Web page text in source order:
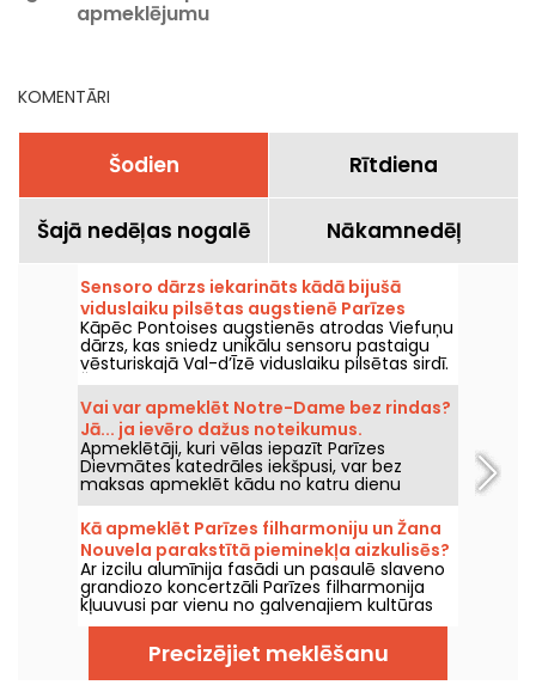
apmeklējumu
KOMENTĀRI
Šodien Rītdiena
Šajā nedēļas nogalē Nākamnedēļ
Sensoro dārzs iekarināts kādā bijušā
viduslaiku pilsētas augstienē Parīzes
reģionā
Kāpēc Pontoises augstienēs atrodas Viefuņu
dārzs, kas sniedz unikālu sensoru pastaigu
vēsturiskajā Val-d’Īzē viduslaiku pilsētas sirdī.
Šī lauku aleja ar elpu aizraujošu skatu uz
apkārtni, līdzi vecajiem mūriem.
Vai var apmeklēt Notre-Dame bez rindas?
Jā... ja ievēro dažus noteikumus.
Apmeklētāji, kuri vēlas iepazīt Parīzes
Dievmātes katedrāles iekšpusi, var bez
maksas apmeklēt kādu no katru dienu
svinētajiem dievkalpojumiem. Tā ir iespēja
ikvienam, ar nosacījumu, ka iegriežas
vispirms ar nolūku piedalīties dievkalpojumā
vai pilnībā ievērot tā gaitu. Tiek izskaidrots,
kas jums jāzina.
Kā apmeklēt Parīzes filharmoniju un Žana
Nouvela parakstītā pieminekļa aizkulisēs?
Ar izcilu alumīnija fasādi un pasaulē slaveno
grandiozo koncertzāli Parīzes filharmonija
kļuuvusi par vienu no galvenajiem kultūras
simboliem galvaspilsētā. Aiz drosmīgās
arhitektūras slēpjas iespaidīgi tehniskie
risinājumi, jumta terase ar skatu uz Parīzi un
kulises, ko varat iepazīt gida vadītās
Precizējiet meklēšanu